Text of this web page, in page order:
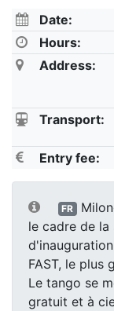
Date:
Hours:
Address:
Transport:
Entry fee:
FR
le cadre de
FAST, le plus
Le tango se
gratuit et à